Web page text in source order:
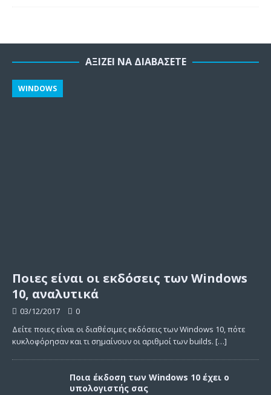
ΑΞΊΖΕΙ ΝΑ ΔΙΑΒΆΣΕΤΕ
Ποιες είναι οι εκδόσεις των Windows
10, αναλυτικά
WINDOWS
03/12/2017
0
Δείτε ποιες είναι οι διαθέσιμες εκδόσεις των Windows 10, πότε
κυκλοφόρησαν και τι σημαίνουν οι αριθμοί των builds. […]
Ποια έκδοση των Windows 10 έχει ο
υπολογιστής σας